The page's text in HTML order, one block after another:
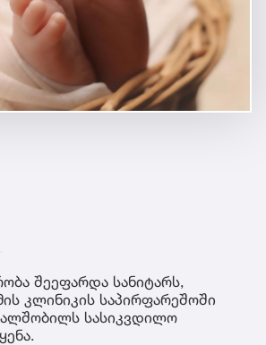
შეეფარდა სანიტარს,
კლინიკის საპირფარეშოში
სასიკვდილო